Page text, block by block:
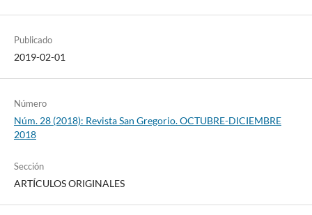
Publicado
2019-02-01
Número
Núm. 28 (2018): Revista San Gregorio. OCTUBRE-DICIEMBRE
2018
Sección
ARTÍCULOS ORIGINALES